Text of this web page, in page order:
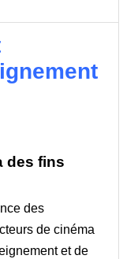
des fins
des
de cinéma
et de